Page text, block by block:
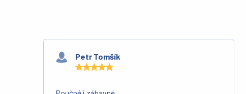
Petr Tomšík